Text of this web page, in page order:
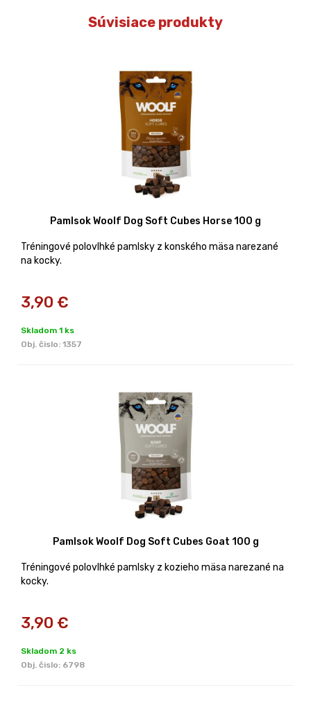
Súvisiace produkty
Pamlsok Woolf Dog Soft Cubes Horse 100 g
Tréningové polovlhké pamlsky z konského mäsa narezané
na kocky.
3,90 €
Skladom 1 ks
Obj. čislo: 1357
Pamlsok Woolf Dog Soft Cubes Goat 100 g
Tréningové polovlhké pamlsky z kozieho mäsa narezané na
kocky.
3,90 €
Skladom 2 ks
Obj. čislo: 6798